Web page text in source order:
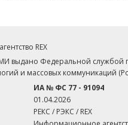
REX
выдано Федеральной службой
и массовых коммуникаций
ИА № ФС 77 - 91094
01.04.2026
РЕКС / РЭКС / REX